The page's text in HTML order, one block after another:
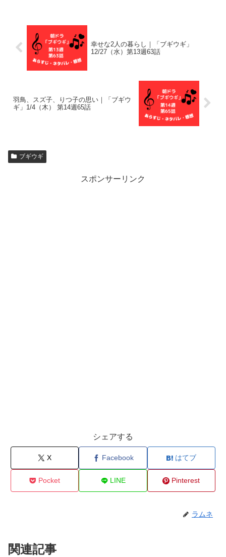
幸せな2人の暮らし｜「ブギウギ」
12/27（水）第13週63話
羽鳥、スズ子、りつ子の思い｜「ブギウ
ギ」1/4（木） 第14週65話
ブギウギ
スポンサーリンク
シェアする
X Facebook はてブ
Pocket LINE Pinterest
ラムネ
関連記事